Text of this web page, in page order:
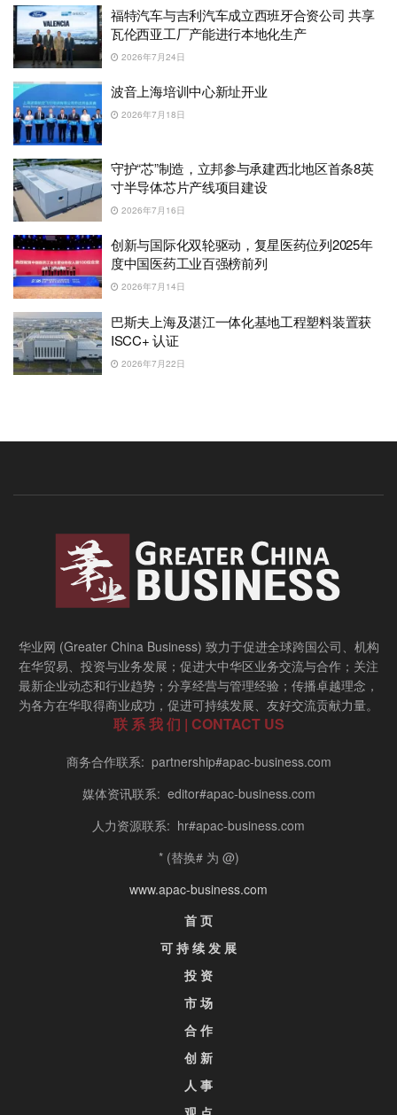
福特汽车与吉利汽车成立西班牙合资公司 共享
瓦伦西亚工厂产能进行本地化生产
2026年7月24日
波音上海培训中心新址开业
2026年7月18日
守护“芯”制造，立邦参与承建西北地区首条8英
寸半导体芯片产线项目建设
2026年7月16日
创新与国际化双轮驱动，复星医药位列2025年
度中国医药工业百强榜前列
2026年7月14日
巴斯夫上海及湛江一体化基地工程塑料装置获
ISCC+ 认证
2026年7月22日
华业网 (Greater China Business) 致力于促进全球跨国公司、机构
在华贸易、投资与业务发展；促进大中华区业务交流与合作；关注
最新企业动态和行业趋势；分享经营与管理经验；传播卓越理念，
为各方在华取得商业成功，促进可持续发展、友好交流贡献力量。
联 系 我 们 | CONTACT US
商务合作联系: partnership#apac-business.com
媒体资讯联系: editor#apac-business.com
人力资源联系: hr#apac-business.com
* (替换# 为 @)
www.apac-business.com
首 页
可 持 续 发 展
投 资
市 场
合 作
创 新
人 事